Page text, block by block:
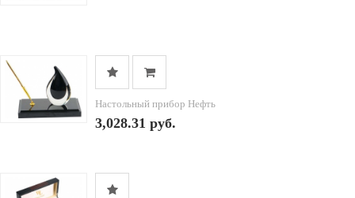
Настольный прибор Нефть
3,028.31 руб.